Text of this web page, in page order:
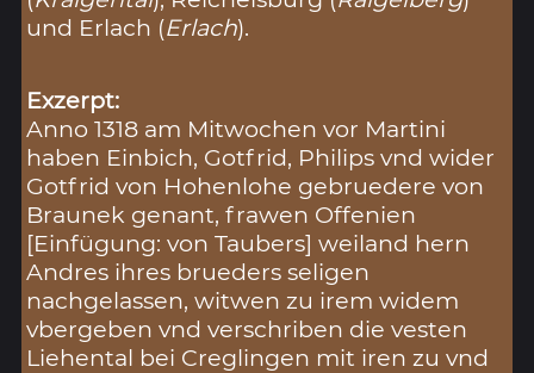
und Erlach (Erlach).
Exzerpt:
Anno 1318 am Mitwochen vor Martini
haben Einbich, Gotfrid, Philips vnd wider
Gotfrid von Hohenlohe gebruedere von
Braunek genant, frawen Offenien
[Einfügung: von Taubers] weiland hern
Andres ihres brueders seligen
nachgelassen, witwen zu irem widem
vbergeben vnd verschriben die vesten
Liehental bei Creglingen mit iren zu vnd